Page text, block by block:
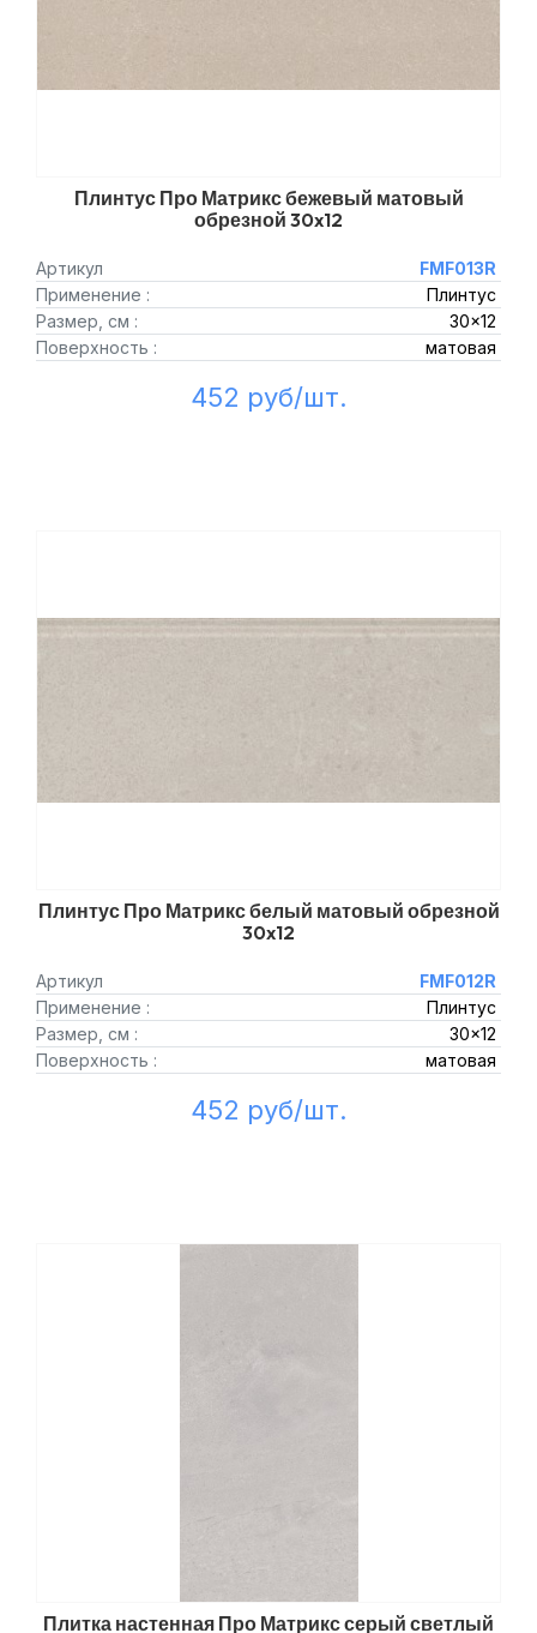
Плинтус Про Матрикс бежевый матовый
обрезной 30x12
Артикул
FMF013R
Применение :
Плинтус
Размер, см :
30x12
Поверхность :
матовая
452 руб/шт.
Плинтус Про Матрикс белый матовый обрезной
30x12
Артикул
FMF012R
Применение :
Плинтус
Размер, см :
30x12
Поверхность :
матовая
452 руб/шт.
Плитка настенная Про Матрикс серый светлый